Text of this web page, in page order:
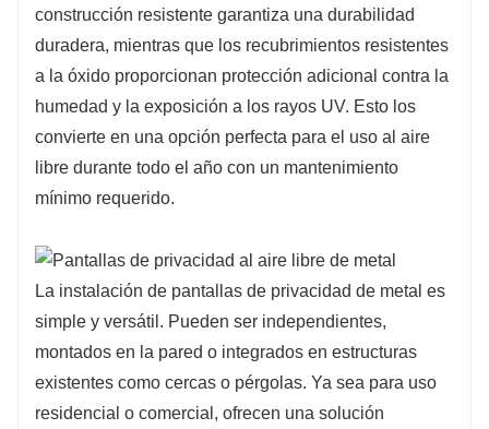
construcción resistente garantiza una durabilidad
duradera, mientras que los recubrimientos resistentes
a la óxido proporcionan protección adicional contra la
humedad y la exposición a los rayos UV. Esto los
convierte en una opción perfecta para el uso al aire
libre durante todo el año con un mantenimiento
mínimo requerido.
La instalación de pantallas de privacidad de metal es
simple y versátil. Pueden ser independientes,
montados en la pared o integrados en estructuras
existentes como cercas o pérgolas. Ya sea para uso
residencial o comercial, ofrecen una solución